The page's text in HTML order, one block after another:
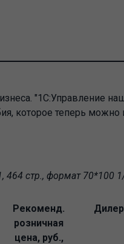
"1С:Управление
которое теперь можно
464 стр., формат 70*100
Рекоменд.
розничная
цена, руб.,
Дилер